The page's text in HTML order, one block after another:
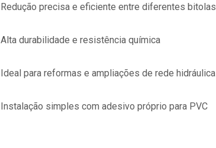
Redução precisa e eficiente entre diferentes bitolas
Alta durabilidade e resistência química
Ideal para reformas e ampliações de rede hidráulica
Instalação simples com adesivo próprio para PVC